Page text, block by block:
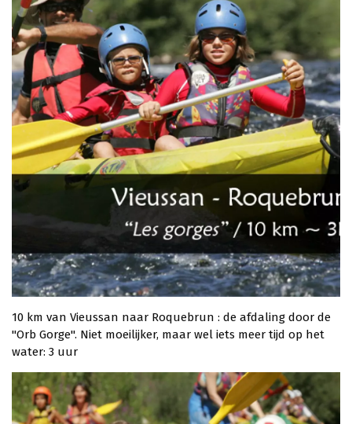
10 km van Vieussan naar Roquebrun : de afdaling door de
"Orb Gorge". Niet moeilijker, maar wel iets meer tijd op het
water: 3 uur